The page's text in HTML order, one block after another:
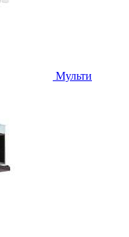
Мульти